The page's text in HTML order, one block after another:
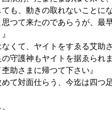
も、動きの取れないことに
つて来たのであらうが、最
くて、ヤイトをすゑる艾助
守護神もヤイトを据ゑられ
助さまに帰つて下さい』
て対面仕らう、今迄は四つ